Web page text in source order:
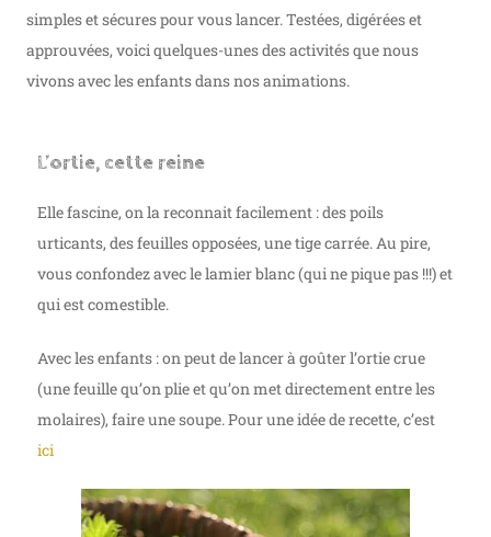
simples et sécures pour vous lancer. Testées, digérées et
approuvées, voici quelques-unes des activités que nous
vivons avec les enfants dans nos animations.
L’ortie, cette reine
Elle fascine, on la reconnait facilement : des poils
urticants, des feuilles opposées, une tige carrée. Au pire,
vous confondez avec le lamier blanc (qui ne pique pas !!!) et
qui est comestible.
Avec les enfants : on peut de lancer à goûter l’ortie crue
(une feuille qu’on plie et qu’on met directement entre les
molaires), faire une soupe. Pour une idée de recette, c’est
ici